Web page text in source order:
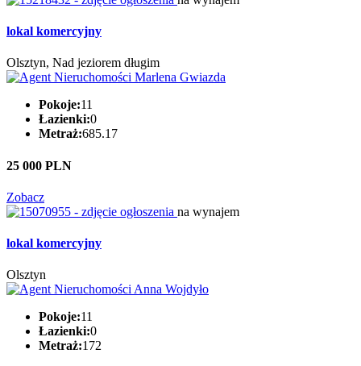
lokal komercyjny
Olsztyn, Nad jeziorem długim
Pokoje:11
Łazienki:0
Metraż:685.17
25 000 PLN
Zobacz
na wynajem
lokal komercyjny
Olsztyn
Pokoje:11
Łazienki:0
Metraż:172